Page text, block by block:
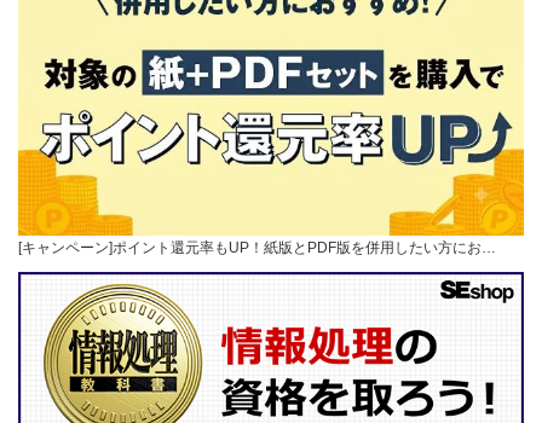
[キャンペーン]ポイント還元率もUP！紙版とPDF版を併用したい方にお…